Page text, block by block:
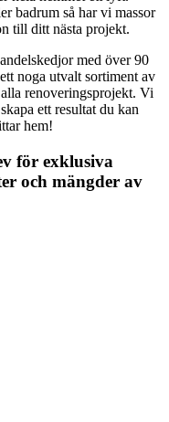
badrum så har vi massor
till ditt nästa projekt.
med över 90
noga utvalt sortiment av
renoveringsprojekt. Vi
ett resultat du kan
hem!
för exklusiva
och mängder av